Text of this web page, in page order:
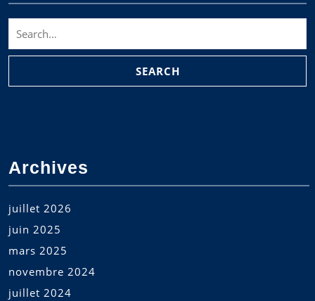
for:
Archives
juillet 2026
juin 2025
mars 2025
novembre 2024
juillet 2024